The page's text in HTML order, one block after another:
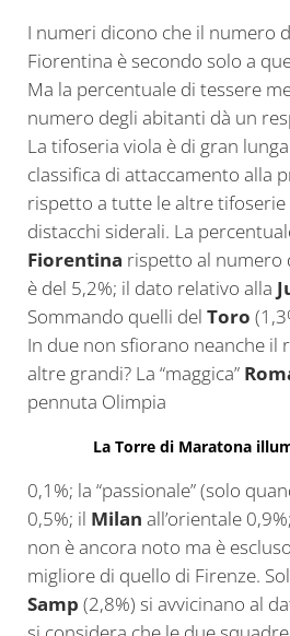
I numeri dicono che il numero
Fiorentina è secondo solo a
Ma la percentuale di tessere
numero degli abitanti dà un
La tifoseria viola è di gran
classifica di attaccamento alla
rispetto a tutte le altre
distacchi siderali. La
Fiorentina rispetto al numero
è del 5,2%; il dato relativo alla
Sommando quelli del Toro
In due non sfiorano neanche il
altre grandi? La “maggica”
pennuta Olimpia
La Torre di Maratona
0,1%; la “passionale” (solo
0,5%; il Milan all’orientale
non è ancora noto ma è
migliore di quello di Firenze.
Samp (2,8%) si avvicinano al